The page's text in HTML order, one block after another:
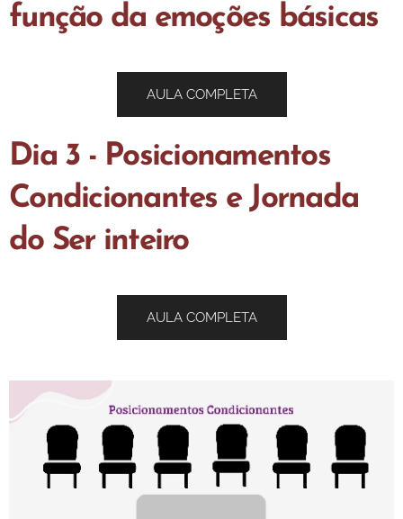
função da emoções básicas
AULA COMPLETA
Dia 3 - Posicionamentos
Condicionantes e Jornada
do Ser inteiro
AULA COMPLETA